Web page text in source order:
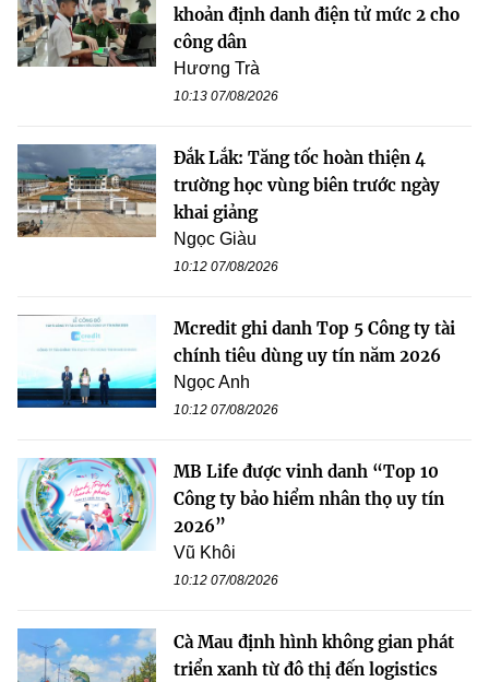
khoản định danh điện tử mức 2 cho
công dân
Hương Trà
10:13 07/08/2026
Đắk Lắk: Tăng tốc hoàn thiện 4
trường học vùng biên trước ngày
khai giảng
Ngọc Giàu
10:12 07/08/2026
Mcredit ghi danh Top 5 Công ty tài
chính tiêu dùng uy tín năm 2026
Ngọc Anh
10:12 07/08/2026
MB Life được vinh danh “Top 10
Công ty bảo hiểm nhân thọ uy tín
2026”
Vũ Khôi
10:12 07/08/2026
Cà Mau định hình không gian phát
triển xanh từ đô thị đến logistics